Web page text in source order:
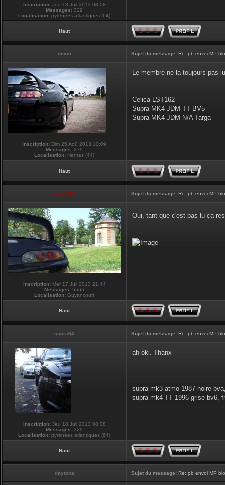
Inscription:Jeu 18 Juil 2013 08:08
Messages: 329
Localisation: pyrénées atlantiques (64)
Haut
mixm Sujet du message: Re: pb envoi MP
Inscription: Dim 25 Aoû 2013 10:09
Messages: 279
Localisation: Nantes (44)
Le membre ne la toujours pas
Celica LST162
Supra MK4 JDM TT BV5
Supra MK4 JDM N/A Targa
Haut
vmax330 Sujet du message: Re: pb envoi MP
Inscription:Mer 17 Juil 2013 21:44
Messages: 5565
Localisation: Guyancourt
Oui, tant que c'est pas lu ça
Haut
supra64 Sujet du message: Re: pb envoi MP
Inscription:Jeu 18 Juil 2013 08:08
Messages: 329
Localisation: pyrénées atlantiques (64)
ah oki. Thanx
supra mk3 atmo 1987 noire
supra mk4 TT 1996 grise bv6,
Haut
daytona Sujet du message: Re: pb envoi MP